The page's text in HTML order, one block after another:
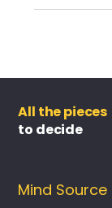
Mind Source
All the pieces
to decide